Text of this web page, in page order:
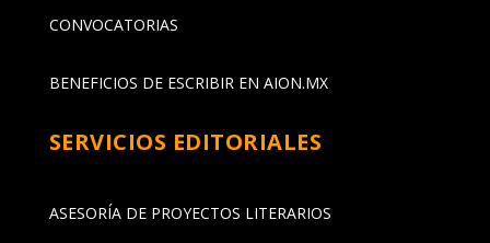
CONVOCATORIAS
BENEFICIOS DE ESCRIBIR EN AION.MX
SERVICIOS EDITORIALES
ASESORÍA DE PROYECTOS LITERARIOS